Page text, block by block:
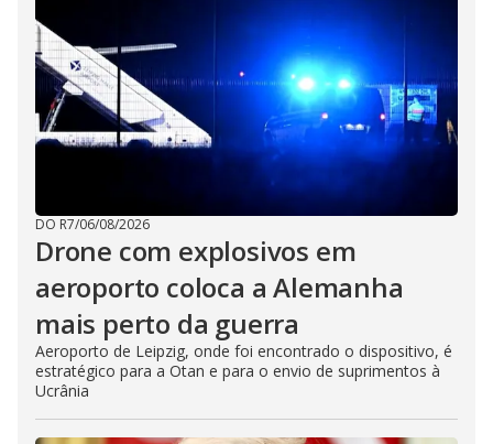
DO R7/06/08/2026
Drone com explosivos em
aeroporto coloca a Alemanha
mais perto da guerra
Aeroporto de Leipzig, onde foi encontrado o dispositivo, é
estratégico para a Otan e para o envio de suprimentos à
Ucrânia